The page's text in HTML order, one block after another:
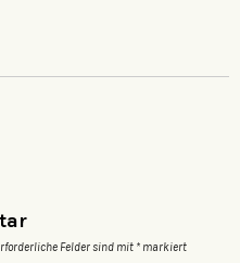
Felder sind mit * markiert